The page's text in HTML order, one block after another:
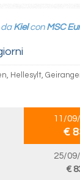
da Kielcon MSC
Hellesylt,
11/
€
25/
€